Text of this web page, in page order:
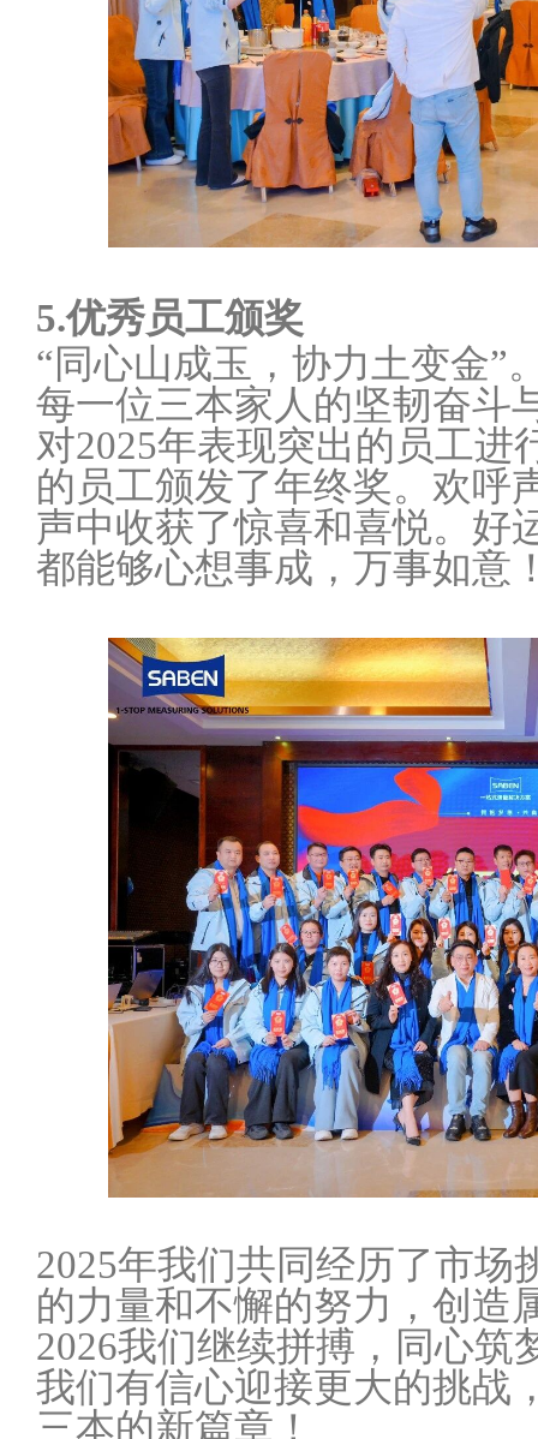
5.优秀员工颁奖
“同心山成玉，协力土变金”
每一位三本家人的坚韧奋斗
对2025年表现突出的员工进
的员工颁发了年终奖。欢呼
声中收获了惊喜和喜悦。好
都能够心想事成，万事如意
2025年我们共同经历了市场
的力量和不懈的努力，创造
2026我们继续拼搏，同心筑
我们有信心迎接更大的挑战
三本的新篇章！